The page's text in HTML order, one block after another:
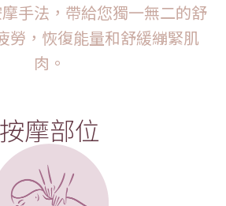
手法，帶給您獨一無二的舒
勞，恢復能量和舒緩繃緊肌
肉。
按摩部位